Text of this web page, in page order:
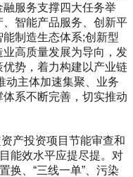
服务支撑四大任务举
智能产品服务、创新平
制造生态体系;创新型
高质量发展为导向，发
势，着力构建以产业链
动主体加速集聚、业务
系不断完善，切实推动
产投资项目节能审查和
能效水平应提尽提。对
换、“三线一单”、污染